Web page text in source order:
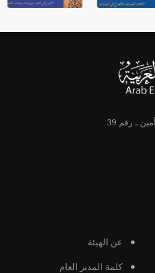
ـ رقم 39
عن الهيئة
كلمة المدير العام